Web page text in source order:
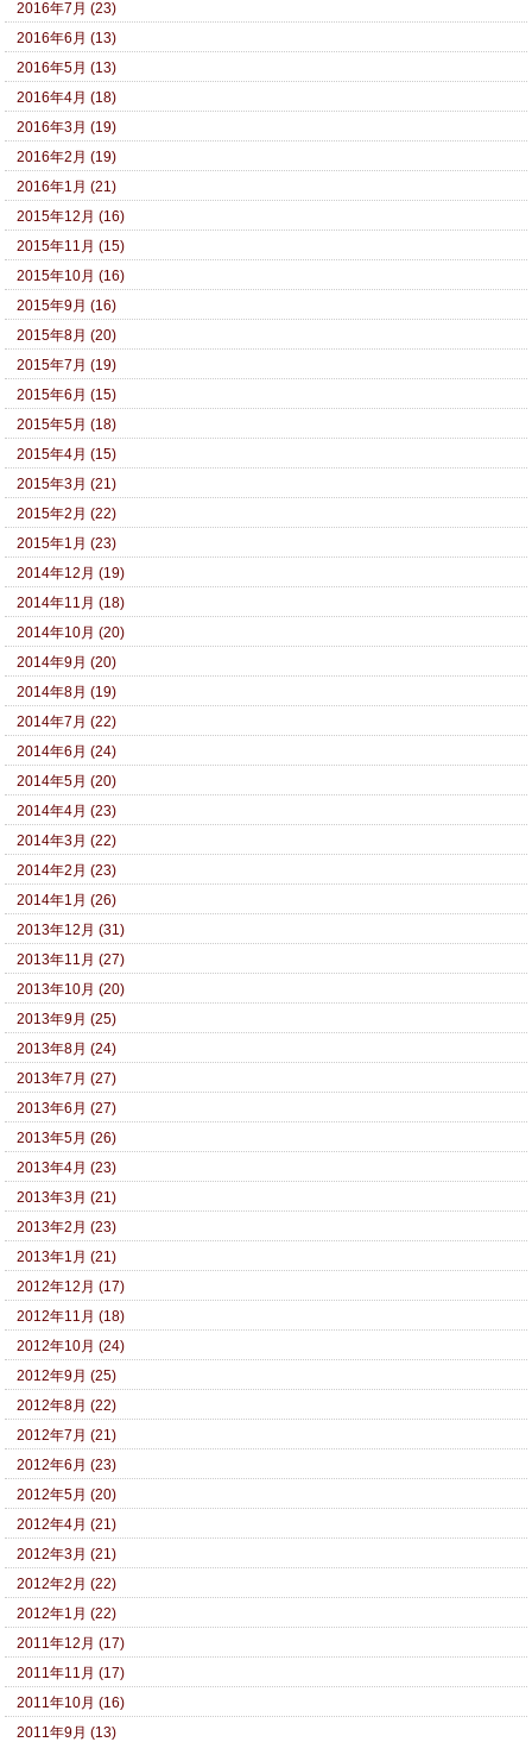
2016年7月 (23)
2016年6月 (13)
2016年5月 (13)
2016年4月 (18)
2016年3月 (19)
2016年2月 (19)
2016年1月 (21)
2015年12月 (16)
2015年11月 (15)
2015年10月 (16)
2015年9月 (16)
2015年8月 (20)
2015年7月 (19)
2015年6月 (15)
2015年5月 (18)
2015年4月 (15)
2015年3月 (21)
2015年2月 (22)
2015年1月 (23)
2014年12月 (19)
2014年11月 (18)
2014年10月 (20)
2014年9月 (20)
2014年8月 (19)
2014年7月 (22)
2014年6月 (24)
2014年5月 (20)
2014年4月 (23)
2014年3月 (22)
2014年2月 (23)
2014年1月 (26)
2013年12月 (31)
2013年11月 (27)
2013年10月 (20)
2013年9月 (25)
2013年8月 (24)
2013年7月 (27)
2013年6月 (27)
2013年5月 (26)
2013年4月 (23)
2013年3月 (21)
2013年2月 (23)
2013年1月 (21)
2012年12月 (17)
2012年11月 (18)
2012年10月 (24)
2012年9月 (25)
2012年8月 (22)
2012年7月 (21)
2012年6月 (23)
2012年5月 (20)
2012年4月 (21)
2012年3月 (21)
2012年2月 (22)
2012年1月 (22)
2011年12月 (17)
2011年11月 (17)
2011年10月 (16)
2011年9月 (13)